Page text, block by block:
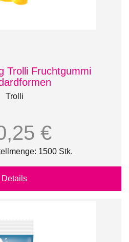
Trolli Fruchtgummi
Trolli
€
1500 Stk.
Details